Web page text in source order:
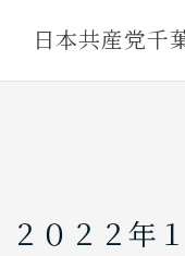
日本共産党千
２０２２年